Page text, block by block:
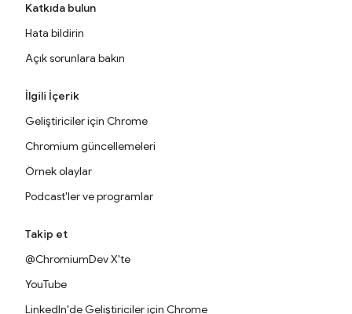
Katkıda bulun
Hata bildirin
Açık sorunlara bakın
İlgili İçerik
Geliştiriciler için Chrome
Chromium güncellemeleri
Örnek olaylar
Podcast'ler ve programlar
Takip et
@ChromiumDev X'te
YouTube
LinkedIn'de Geliştiriciler için Chrome